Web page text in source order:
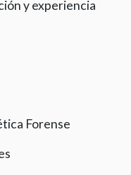
y experiencia
Forense